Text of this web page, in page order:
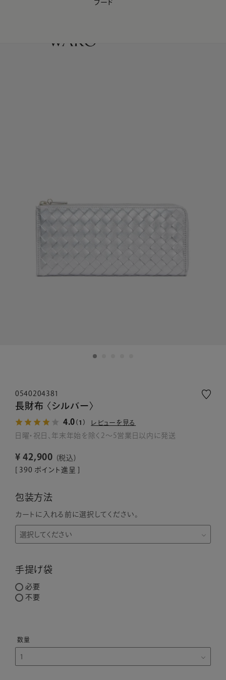
【会員様限定】夏のプレゼントキャンペーン開催中
フード
0540204381
長財布 〈シルバー〉
4.0 （1） レビューを見る
日曜・祝日、年末年始を除く2～5営業日以内に発送
¥ 42,900
税込
390 ポイント進呈 ]
包装方法
カートに入れる前に選択してください。
手提げ袋
必要
不要